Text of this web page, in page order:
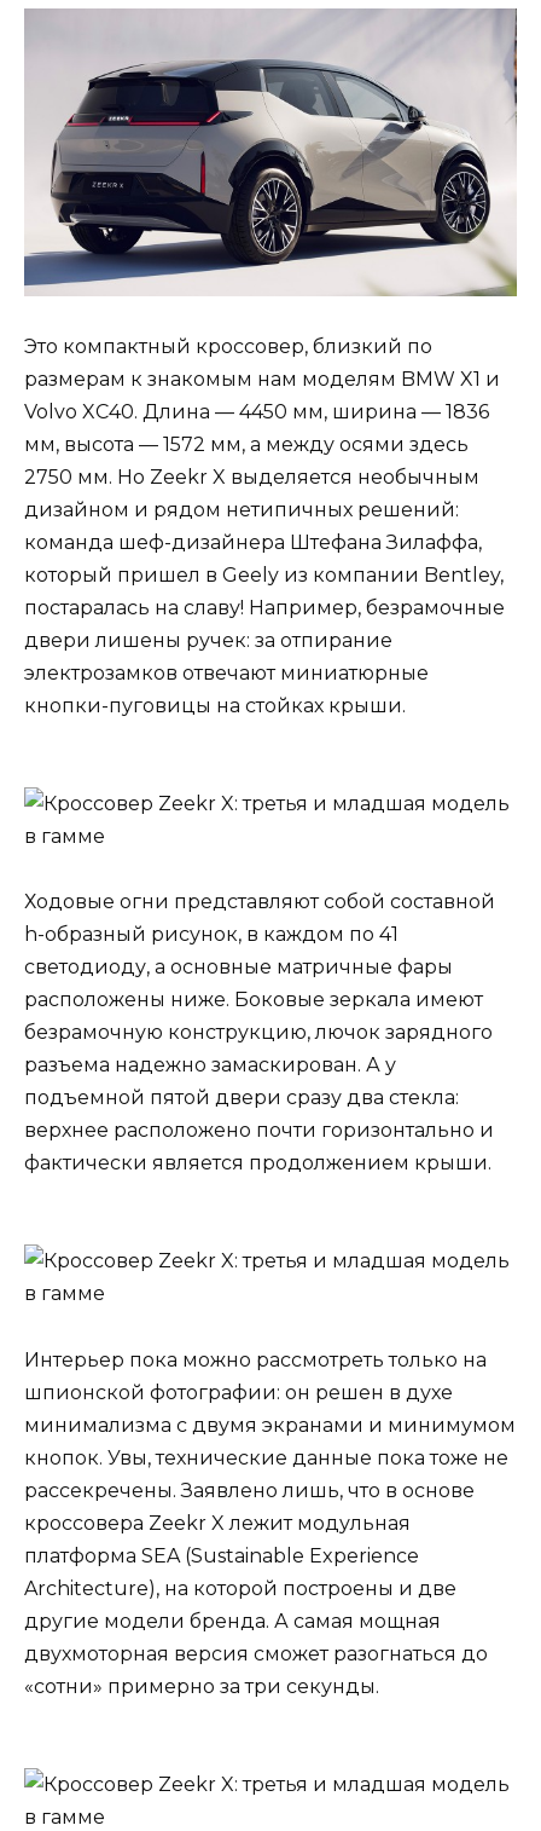
Это компактный кроссовер, близкий по
размерам к знакомым нам моделям BMW X1 и
Volvo XC40. Длина — 4450 мм, ширина — 1836
мм, высота — 1572 мм, а между осями здесь
2750 мм. Но Zeekr X выделяется необычным
дизайном и рядом нетипичных решений:
команда шеф-дизайнера Штефана Зилаффа,
который пришел в Geely из компании Bentley,
постаралась на славу! Например, безрамочные
двери лишены ручек: за отпирание
электрозамков отвечают миниатюрные
кнопки-пуговицы на стойках крыши.
Ходовые огни представляют собой составной
h-образный рисунок, в каждом по 41
светодиоду, а основные матричные фары
расположены ниже. Боковые зеркала имеют
безрамочную конструкцию, лючок зарядного
разъема надежно замаскирован. А у
подъемной пятой двери сразу два стекла:
верхнее расположено почти горизонтально и
фактически является продолжением крыши.
Интерьер пока можно рассмотреть только на
шпионской фотографии: он решен в духе
минимализма с двумя экранами и минимумом
кнопок. Увы, технические данные пока тоже не
рассекречены. Заявлено лишь, что в основе
кроссовера Zeekr X лежит модульная
платформа SEA (Sustainable Experience
Architecture), на которой построены и две
другие модели бренда. А самая мощная
двухмоторная версия сможет разогнаться до
«сотни» примерно за три секунды.